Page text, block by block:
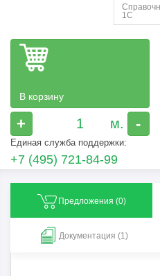
В корзину
+ -
Единая служба поддержки:
+7 (495) 721-84-99
Предложения (0)
Документация (1)